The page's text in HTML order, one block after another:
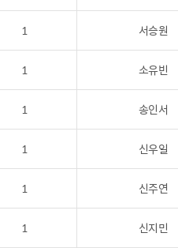
1 서승원
1 소유빈
1 송인서
1 신우일
1 신주연
1 신지민